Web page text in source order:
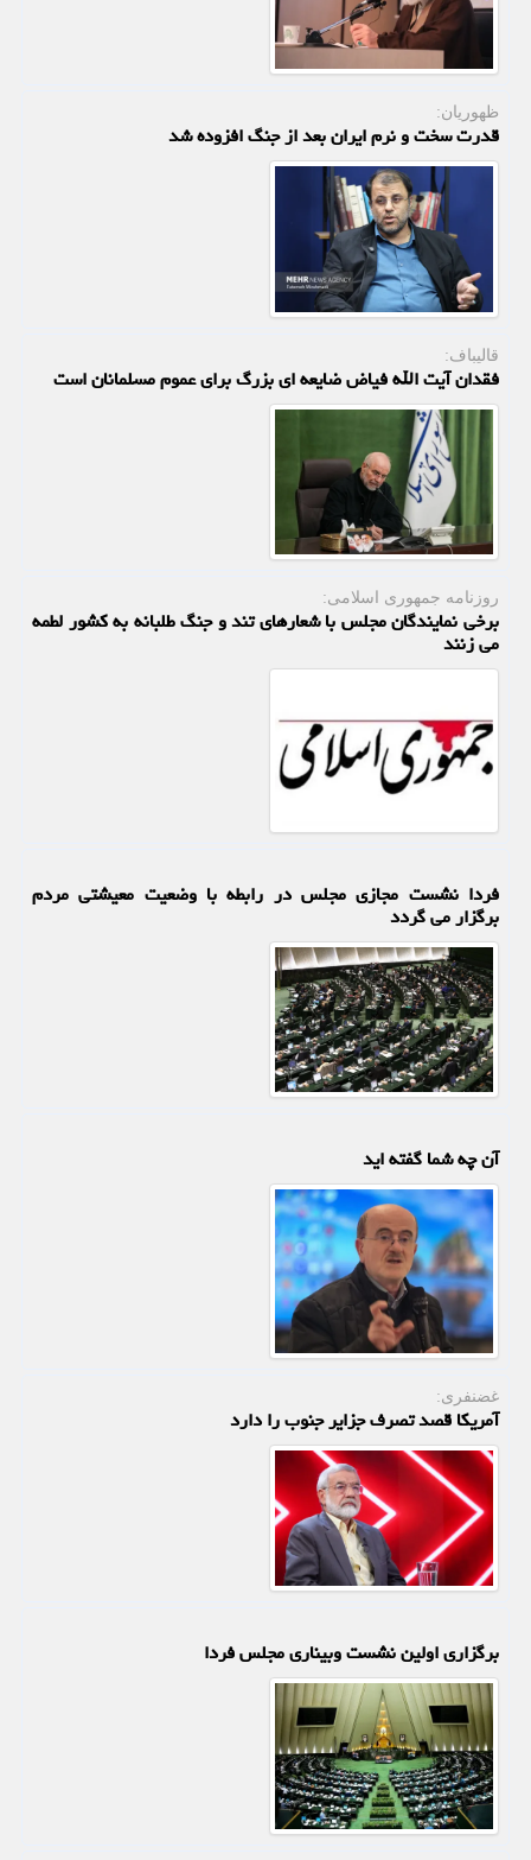
ظهوریان:
قدرت سخت و نرم ایران بعد از جنگ افزوده شد
قالیباف:
فقدان آیت الله فیاض ضایعه ای بزرگ برای عموم مسلمانان است
روزنامه جمهوری اسلامی:
برخی نمایندگان مجلس با شعارهای تند و جنگ طلبانه به کشور لطمه
می زنند
فردا نشست مجازی مجلس در رابطه با وضعیت معیشتی مردم
برگزار می گردد
آن چه شما گفته اید
غضنفری:
آمریکا قصد تصرف جزایر جنوب را دارد
برگزاری اولین نشست وبیناری مجلس فردا